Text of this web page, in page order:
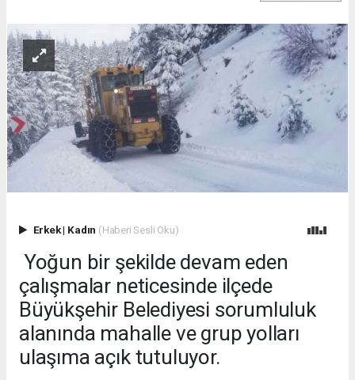
Erkek| Kadın (Haberi Sesli Oku)
Yoğun bir şekilde devam eden
çalışmalar neticesinde ilçede
Büyükşehir Belediyesi sorumluluk
alanında mahalle ve grup yolları
ulaşıma açık tutuluyor.